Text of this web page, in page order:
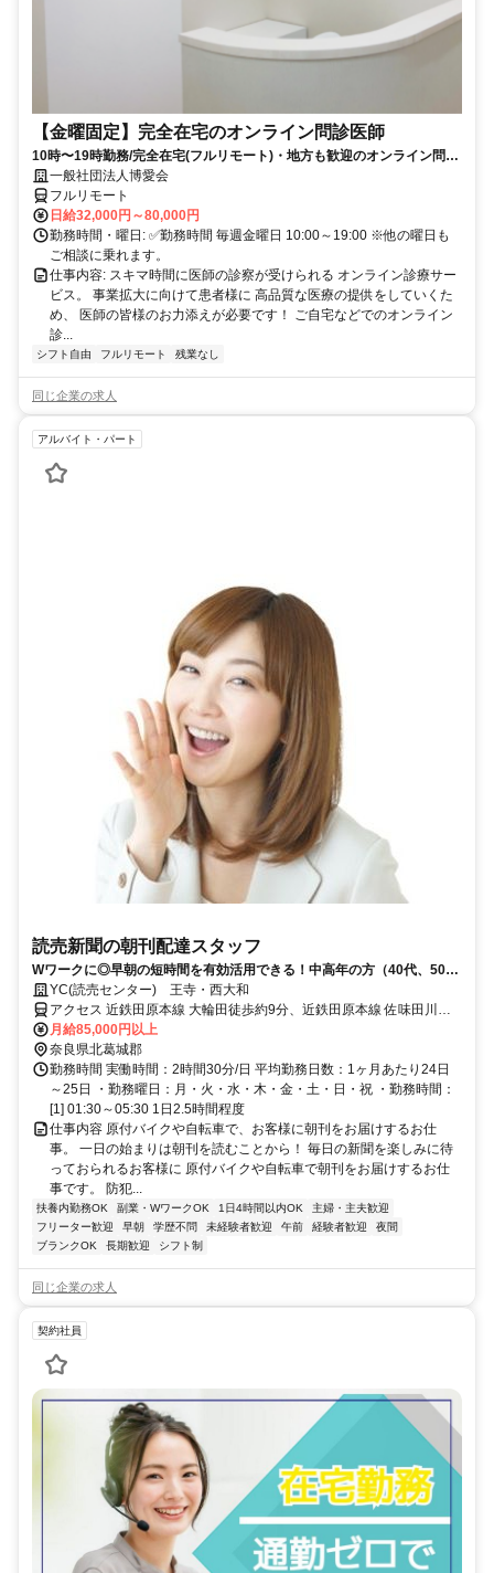
【金曜固定】完全在宅のオンライン問診医師
10時〜19時勤務/完全在宅(フルリモート)・地方も歓迎のオンライン問診
業務一般社団法人博愛会
フルリモート
日給32,000円～80,000円
勤務時間・曜日: ✅勤務時間 毎週金曜日 10:00～19:00 ※他の曜日も
ご相談に乗れます。
仕事内容: スキマ時間に医師の診察が受けられる オンライン診療サー
ビス。 事業拡大に向けて患者様に 高品質な医療の提供をしていくた
め、 医師の皆様のお力添えが必要です！ ご自宅などでのオンライン
診...
シフト自由 フルリモート 残業なし
同じ企業の求人
アルバイト・パート
読売新聞の朝刊配達スタッフ
Wワークに◎早朝の短時間を有効活用できる！中高年の方（40代、50
代、60代）も活躍中！
YC(読売センター) 王寺・西大和
アクセス 近鉄田原本線 大輪田徒歩約9分、近鉄田原本線 佐味田川徒
歩約19分、ＪＲ関西本線〔大和路線〕 王寺南口徒歩約27分
月給85,000円以上
奈良県北葛城郡
勤務時間 実働時間：2時間30分/日 平均勤務日数：1ヶ月あたり24日
～25日 ・勤務曜日：月・火・水・木・金・土・日・祝 ・勤務時間：
[1] 01:30～05:30 1日2.5時間程度
仕事内容 原付バイクや自転車で、お客様に朝刊をお届けするお仕
事。 一日の始まりは朝刊を読むことから！ 毎日の新聞を楽しみに待
っておられるお客様に 原付バイクや自転車で朝刊をお届けするお仕
事です。 防犯...
扶養内勤務OK 副業・WワークOK 1日4時間以内OK
主婦・主夫歓迎
フリーター歓迎
早朝 学歴不問 未経験者歓迎 午前 経験者歓迎
夜間
ブランクOK
長期歓迎 シフト制
同じ企業の求人
契約社員